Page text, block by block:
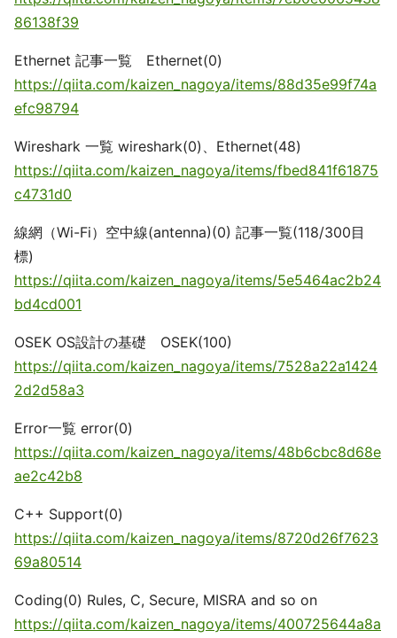
86138f39
Ethernet 記事一覧 Ethernet(0)
https://qiita.com/kaizen_nagoya/items/88d35e99f74a
efc98794
Wireshark 一覧 wireshark(0)、Ethernet(48)
https://qiita.com/kaizen_nagoya/items/fbed841f61875
c4731d0
線網（Wi-Fi）空中線(antenna)(0) 記事一覧(118/300目
標)
https://qiita.com/kaizen_nagoya/items/5e5464ac2b24
bd4cd001
OSEK OS設計の基礎 OSEK(100)
https://qiita.com/kaizen_nagoya/items/7528a22a1424
2d2d58a3
Error一覧 error(0)
https://qiita.com/kaizen_nagoya/items/48b6cbc8d68e
ae2c42b8
C++ Support(0)
https://qiita.com/kaizen_nagoya/items/8720d26f7623
69a80514
Coding(0) Rules, C, Secure, MISRA and so on
https://qiita.com/kaizen_nagoya/items/400725644a8a